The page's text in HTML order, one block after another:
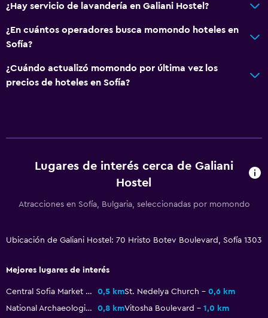
¿Hay servicio de lavandería en Galiani Hostel?
¿En cuántos operadores busca momondo hoteles en
Sofía?
¿Cuándo actualizó momondo por última vez los
precios de hoteles en Sofía?
Lugares de interés cerca de Galiani
Hostel
Atracciones en Sofía, Bulgaria, seleccionadas por momondo
Ubicación de Galiani Hostel: 70 Hristo Botev Boulevard, Sofía 1303
Mejores lugares de interés
Central Sofia Market Hall 0,5 kmSt. Nedelya Church
0,6 km
National Archaeological Museum
0,8 kmVitosha Boulevard
1,0 km